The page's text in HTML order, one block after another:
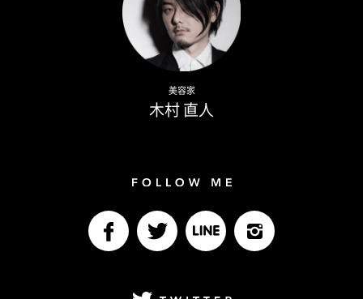
美容家
木村 直人